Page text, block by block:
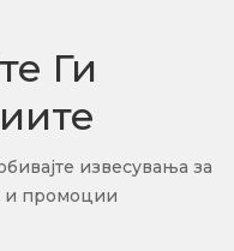
Ги
извесувања за
и промоции